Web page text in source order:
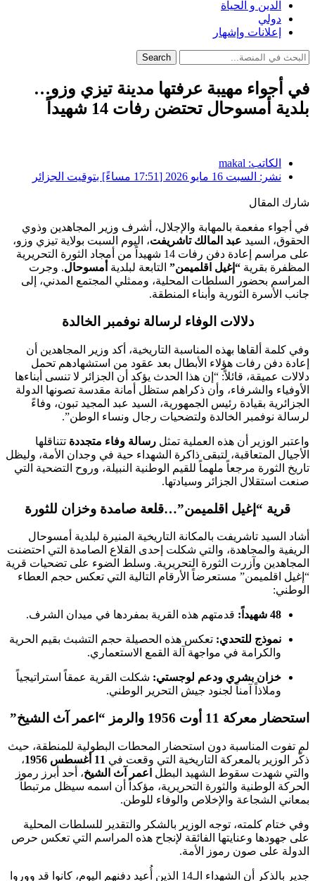
الدين و الحياة
دولي
إعلانات وإشهار
Search
في أجواء مهيبة عرفتها مدينة تيزي وزو…
بلدية أمسوحال تحتضن رفات 14 شهيداً
الكاتب: makal
نشر: السبت 16 مايو 2026 [17:51 مساءً] بتوقيت الجزائر
شارك المقال
في أجواء مفعمة بالمهابة والإجلال، أشرف وزير المجاهدين وذوي
الحقوق، السيد عبد المالك تاشريفت، اليوم السبت بولاية تيزي وزو،
على مراسم إعادة دفن رفات 14 شهيداً من أمجاد الثورة التحريرية
المظفرة بقرية “إغيل اقلميمن” التابعة لبلدية أمسوحال. وجرت
المراسم بحضور السلطات المحلية، وممثلي المجتمع المدني، إلى
جانب الأسرة الثورية وأبناء المنطقة.
دلالات الوفاء لرسالة نوفمبر الخالدة
وفي كلمة ألقاها بهذه المناسبة التاريخية، أكد وزير المجاهدين أن
إعادة دفن رفات هؤلاء الأبطال بعد عقود من استشهادهم تحمل
دلالات عميقة، قائلاً: “إن هذا الحدث يؤكد أن الجزائر لا تنسى أبناءها
الأوفياء والشرفاء، وأن ذكراهم ستظل أمانة مقدسة تصونها الدولة
الجزائرية بقيادة رئيس الجمهورية، السيد عبد المجيد تبون، وفاءً
لرسالة نوفمبر الخالدة ولتضحيات رجال ونساء الوطن”.
واعتبر الوزير أن هذه العملية تمثل رسالة وفاء متجددة تتناقلها
الأجيال المتعاقبة، لتبقى ذاكرة الشهداء حية في وجدان الأمة، وليظل
تاريخ الثورة مرجعاً ملهماً للقيم الوطنية النبيلة، وروح التضحية التي
صنعت استقلال الجزائر وسيادتها.
قرية “إغيل اقلميمن”…قلعة صامدة وخزان للثورة
أشاد السيد تاشريفت بالمكانة التاريخية المنيرة لبلدية أمسوحال
الريفية والمجاهدة، والتي شكلت إحدى القلاع الصامدة التي احتضنت
المجاهدين وآزرت الثورة التحريرية. وسلط الضوء على تضحيات قرية
“إغيل اقلميمن” مستعرضاً الأرقام التالية التي تعكس حجم العطاء
الوطني:
48 شهيداً: قدمتهم هذه القرية بمفردها في ميدان الشرف.
نموذج للتحدي: تعكس هذه الحصيلة حجم التشبث بقيم الحرية
والكرامة في مواجهة آلة القمع الاستعماري.
خزان بشري ودعم لوجستي: شكلت القرية عمقاً استراتيجياً
وملاذاً آمناً لجنود جيش التحرير الوطني.
استحضار معركة 11 أوت 1956 والرمز “اعمر آث الشيخ”
لم تفوت المناسبة دون استحضار المحطات البطولية للمنطقة، حيث
ذكّر الوزير بالمعركة التاريخية التي وقعت في 11 أغسطس 1956
،
والتي شهدت سقوط الشهيد البطل اعمر آث الشيخ، أحد أبرز رموز
الحركة الوطنية والثورة التحريرية، مؤكداً أن اسمه سيظل مرتبطاً
بمعاني الشجاعة والإخلاص والوفاء للوطن.
وفي ختام كلمته، توجه الوزير بالشكر والتقدير للسلطات المحلية
على جهودها وعنايتها الفائقة لإنجاح هذه المراسم التي تعكس حرص
الدولة على صون رموز الأمة.
جدير بالذكر أن الشهداء الـ14 الذين أُعيد دفنهم اليوم، كانوا قد ووروا